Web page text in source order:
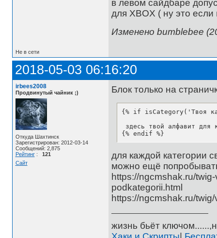
в левом сайдбаре
для XBOX ( ну это если
Изменено bumblebee
Не в сети
2018-05-03 06:16:20
irbees2008
Продвинутый чайник ;)
Откуда Шахтинск
Зарегистрирован: 2012-03-14
Сообщений: 2,875
Рейтинг: 121
Сайт
Блок только на
{% if isCategory('Твоя
здесь твой алфавит для
{% endif %}
для каждой категории
можно ещё
https://ngcmshak.ru/
podkategorii.html
https://ngcmshak.ru/
жизнь бьёт